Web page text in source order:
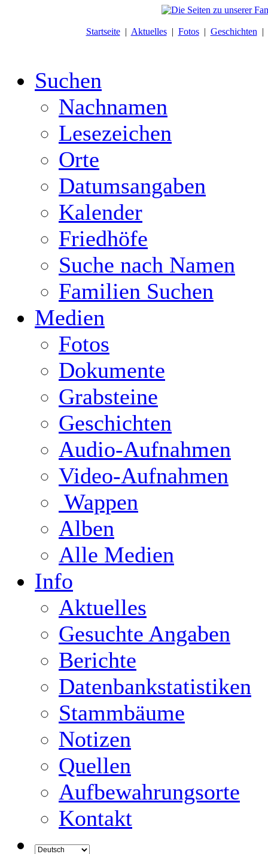
Startseite| Aktuelles| Fotos| Geschichten |
Suchen
Nachnamen
Lesezeichen
Orte
Datumsangaben
Kalender
Friedhöfe
Suche nach Namen
Familien Suchen
Medien
Fotos
Dokumente
Grabsteine
Geschichten
Audio-Aufnahmen
Video-Aufnahmen
Wappen
Alben
Alle Medien
Info
Aktuelles
Gesuchte Angaben
Berichte
Datenbankstatistiken
Stammbäume
Notizen
Quellen
Aufbewahrungsorte
Kontakt